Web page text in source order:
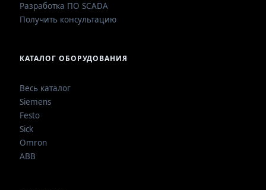
Разработка ПО SCADA
Получить консультацию
КАТАЛОГ ОБОРУДОВАНИЯ
Весь каталог
Siemens
Festo
Sick
Omron
ABB